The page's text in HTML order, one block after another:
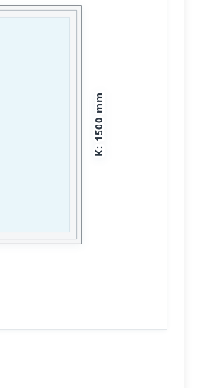
K
:
1500
mm